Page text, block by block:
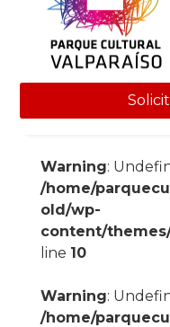
Warning:
/home/
old/wp-
content/
line 10
Warning:
/home/